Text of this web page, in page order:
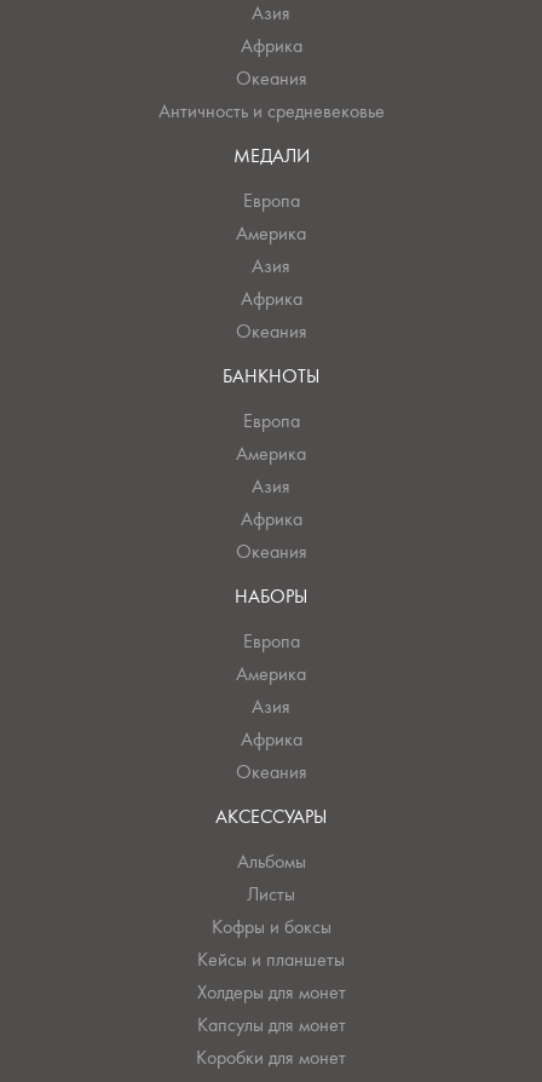
Азия
Африка
Океания
Античность и средневековье
МЕДАЛИ
Европа
Америка
Азия
Африка
Океания
БАНКНОТЫ
Европа
Америка
Азия
Африка
Океания
НАБОРЫ
Европа
Америка
Азия
Африка
Океания
АКСЕССУАРЫ
Альбомы
Листы
Кофры и боксы
Кейсы и планшеты
Холдеры для монет
Капсулы для монет
Коробки для монет